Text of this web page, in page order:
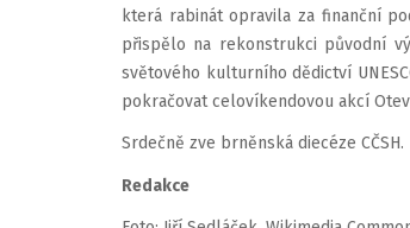
která rabinát opravila za finanční
přispělo na rekonstrukci původní
světového kulturního dědictví
pokračovat celovíkendovou akcí
Srdečně zve brněnská diecéze CČSH.
Redakce